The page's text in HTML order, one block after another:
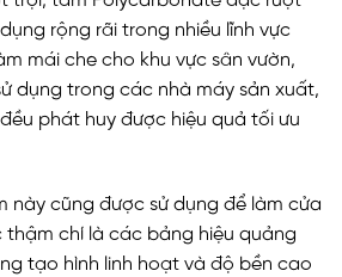
rộng rãi trong nhiều lĩnh vực
mái che cho khu vực sân vườn,
dụng trong các nhà máy sản xuất,
phát huy được hiệu quả tối ưu
này cũng được sử dụng để làm cửa
thậm chí là các bảng hiệu quảng
tạo hình linh hoạt và độ bền cao